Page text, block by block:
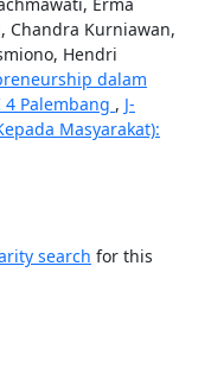
Chandra Kurniawan,
Hendri
dalam
4 Palembang , J-
Masyarakat):
search for this